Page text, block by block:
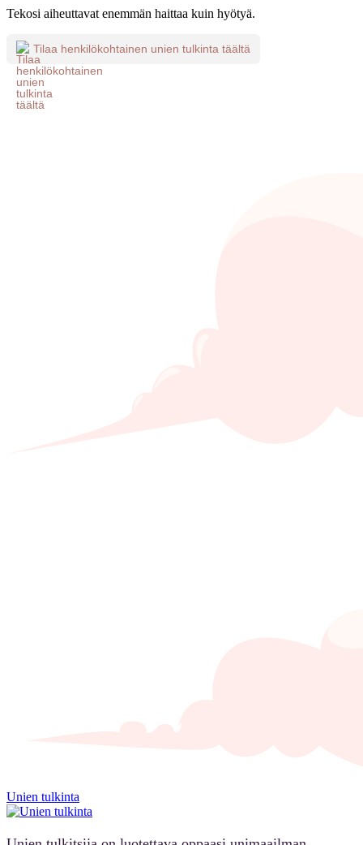
Tekosi aiheuttavat enemmän haittaa kuin hyötyä.
Tilaa henkilökohtainen unien tulkinta täältä
Unien tulkinta